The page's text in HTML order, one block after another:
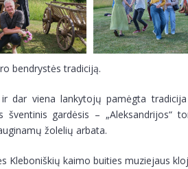
bendrystės tradiciją.
dar viena lankytojų pamėgta
šventinis gardėsis – „Aleksandrijos“
žolelių arbata.
Kleboniškių kaimo buities muziejaus